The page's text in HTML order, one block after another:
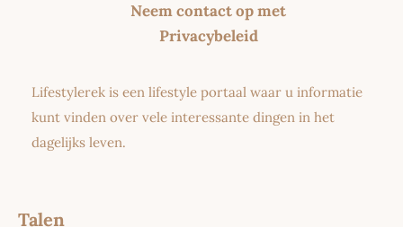
Neem contact op met
Privacybeleid
Lifestylerek is een lifestyle portaal waar u informatie
kunt vinden over vele interessante dingen in het
dagelijks leven.
Talen